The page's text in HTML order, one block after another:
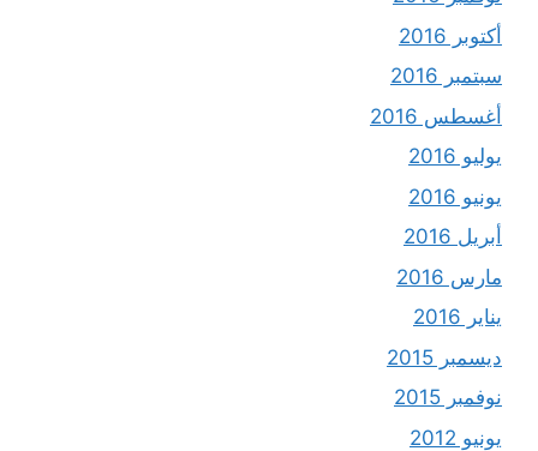
أكتوبر 2016
سبتمبر 2016
أغسطس 2016
يوليو 2016
يونيو 2016
أبريل 2016
مارس 2016
يناير 2016
ديسمبر 2015
نوفمبر 2015
يونيو 2012